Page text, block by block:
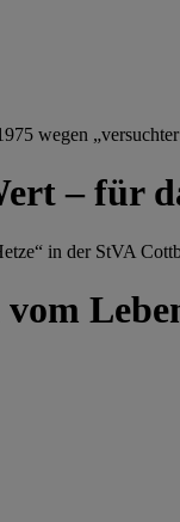
wegen
– für
in der StVA